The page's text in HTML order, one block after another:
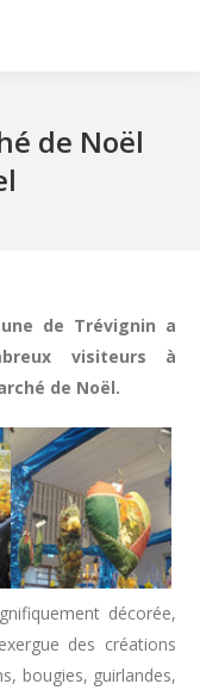
de Noël
de Trévignin a
visiteurs à
de Noël.
décorée,
des créations
bougies, guirlandes,